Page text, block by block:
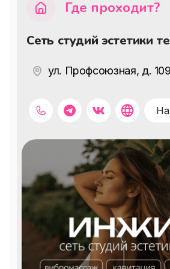
импульсами.
Курс составляет 6-10
Где проходит?
Сеть студий эстетики
ул. Профсоюзная, д. 109
На